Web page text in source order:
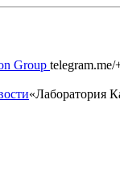
Group
«Лаборатория